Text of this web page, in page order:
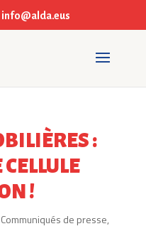
info@alda.eus
:
!
Communiqués de presse,